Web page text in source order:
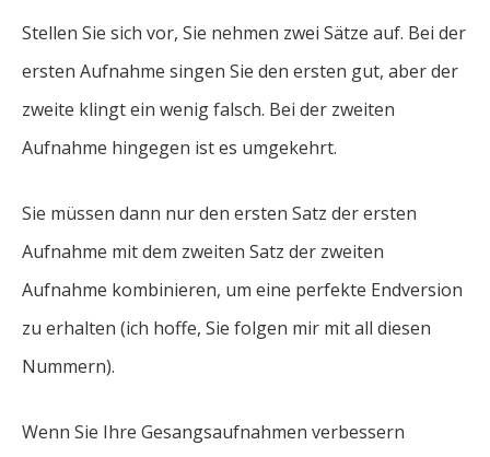
Stellen Sie sich vor, Sie nehmen zwei Sätze auf. Bei der
ersten Aufnahme singen Sie den ersten gut, aber der
zweite klingt ein wenig falsch. Bei der zweiten
Aufnahme hingegen ist es umgekehrt.
Sie müssen dann nur den ersten Satz der ersten
Aufnahme mit dem zweiten Satz der zweiten
Aufnahme kombinieren, um eine perfekte Endversion
zu erhalten (ich hoffe, Sie folgen mir mit all diesen
Nummern).
Wenn Sie Ihre Gesangsaufnahmen verbessern